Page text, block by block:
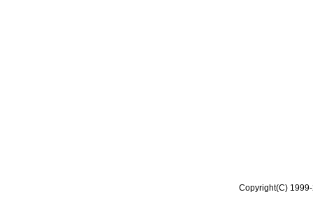
Copyright(C)